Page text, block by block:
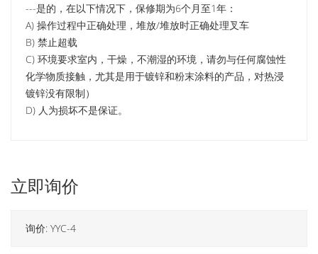
---是的，在以下情况下，保修期为6个月至1年：
A) 操作过程中正确处理，堆放/堆放时正确处理叉车
B) 禁止超载
C) 环境要求室内，干燥，不潮湿的环境，请勿与任何腐蚀性
化学物质接触，尤其是用于镀锌和粉末涂料的产品，对热浸
镀锌没有限制）
D) 人为损坏不是保证。
立即询价